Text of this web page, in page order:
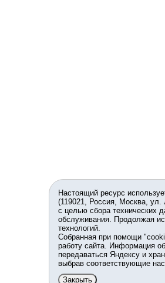
Настоящий ресурс
(119021, Россия, Москва,
с целью сбора технических
обслуживания. Продолжая
технологий.
Собранная при помощи
работу сайта. Информация
передаваться Яндексу и
выбрав соответствующие
Закрыть